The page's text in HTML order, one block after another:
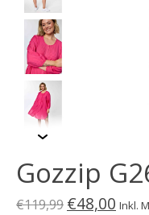
Gozzip
€119,99 €48,00 Inkl.